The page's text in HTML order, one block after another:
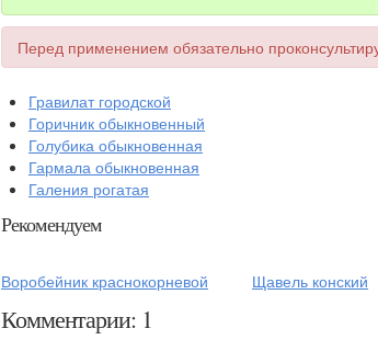
Перед применением обязательно
Гравилат городской
Горичник обыкновенный
Голубика обыкновенная
Гармала обыкновенная
Галения рогатая
Рекомендуем
Воробейник краснокорневой Щавель конский
Комментарии: 1